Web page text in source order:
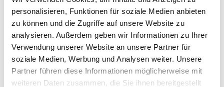
personalisieren, Funktionen für soziale Medien anbieten
zu können und die Zugriffe auf unsere Website zu
analysieren. Außerdem geben wir Informationen zu Ihrer
Verwendung unserer Website an unsere Partner für
soziale Medien, Werbung und Analysen weiter. Unsere
Partner führen diese Informationen möglicherweise mit
weiteren Daten zusammen, die Sie ihnen bereitgestellt
Verwaltung gleichermaßen unterstützt. Dazu gehören
sichere Netzwerke, zuverlässige
Kommunikationssysteme und anpassbare
Lernplattformen.
MitCloud-Telefonie & VoIP schaffen wir
Kommunikationsstrukturen, die es Lehrenden,